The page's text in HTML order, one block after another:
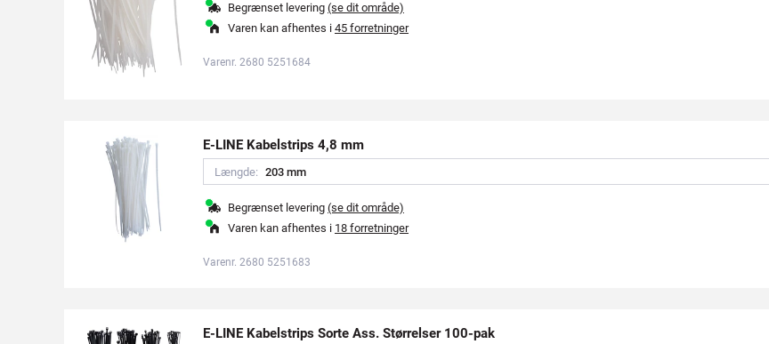
Begrænset levering (se dit område)
Varen kan afhentes i 45 forretninger
Varenr. 2680 5251684
E-LINE Kabelstrips 4,8 mm
Længde: 203 mm
Begrænset levering (se dit område)
Varen kan afhentes i 18 forretninger
Varenr. 2680 5251683
E-LINE Kabelstrips Sorte Ass. Størrelser 100-pak